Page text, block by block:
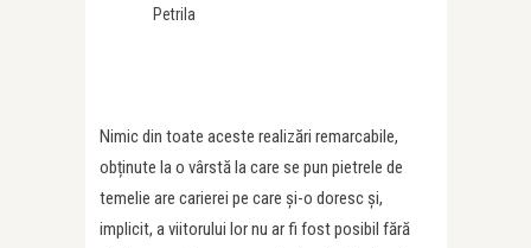
Petrila
Nimic din toate aceste realizări remarcabile,
obținute la o vârstă la care se pun pietrele de
temelie are carierei pe care și-o doresc și,
implicit, a viitorului lor nu ar fi fost posibil fără